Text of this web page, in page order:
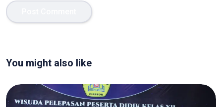
You might also like